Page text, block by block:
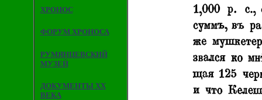
ХРОНОС
ФОРУМ ХРОНОСА
РУМЯНЦЕВСКИЙ
МУЗЕЙ
ДОКУМЕНТЫ XX
ВЕКА